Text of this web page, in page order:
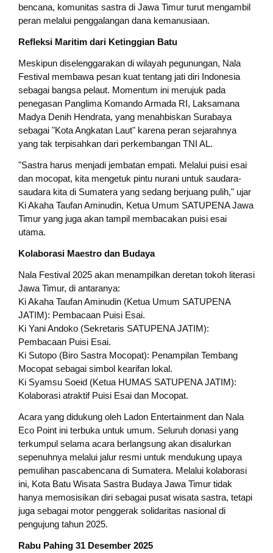
bencana, komunitas sastra di Jawa Timur turut mengambil
peran melalui penggalangan dana kemanusiaan.
Refleksi Maritim dari Ketinggian Batu
Meskipun diselenggarakan di wilayah pegunungan, Nala
Festival membawa pesan kuat tentang jati diri Indonesia
sebagai bangsa pelaut. Momentum ini merujuk pada
penegasan Panglima Komando Armada RI, Laksamana
Madya Denih Hendrata, yang menahbiskan Surabaya
sebagai "Kota Angkatan Laut" karena peran sejarahnya
yang tak terpisahkan dari perkembangan TNI AL.
"Sastra harus menjadi jembatan empati. Melalui puisi esai
dan mocopat, kita mengetuk pintu nurani untuk saudara-
saudara kita di Sumatera yang sedang berjuang pulih," ujar
Ki Akaha Taufan Aminudin, Ketua Umum SATUPENA Jawa
Timur yang juga akan tampil membacakan puisi esai
utama.
​Kolaborasi Maestro dan Budaya
Nala Festival 2025 akan menampilkan deretan tokoh literasi
Jawa Timur, di antaranya:
​Ki Akaha Taufan Aminudin (Ketua Umum SATUPENA
JATIM): Pembacaan Puisi Esai.
​Ki Yani Andoko (Sekretaris SATUPENA JATIM):
Pembacaan Puisi Esai.
​Ki Sutopo (Biro Sastra Mocopat): Penampilan Tembang
Mocopat sebagai simbol kearifan lokal.
​Ki Syamsu Soeid (Ketua HUMAS SATUPENA JATIM):
Kolaborasi atraktif Puisi Esai dan Mocopat.
​Acara yang didukung oleh Ladon Entertainment dan Nala
Eco Point ini terbuka untuk umum. Seluruh donasi yang
terkumpul selama acara berlangsung akan disalurkan
sepenuhnya melalui jalur resmi untuk mendukung upaya
pemulihan pascabencana di Sumatera. Melalui kolaborasi
ini, Kota Batu Wisata Sastra Budaya Jawa Timur tidak
hanya memosisikan diri sebagai pusat wisata sastra, tetapi
juga sebagai motor penggerak solidaritas nasional di
pengujung tahun 2025.
​Rabu Pahing 31 Desember 2025